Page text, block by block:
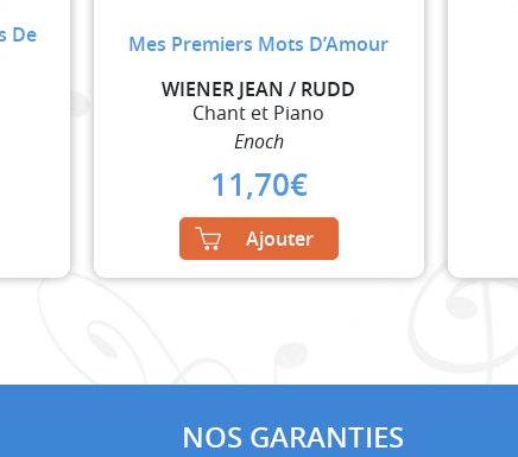
De
Mes Premiers Mots D’Amour
WIENER JEAN / RUDD
Chant et Piano
Enoch
11,70€
Ajouter
NOS GARANTIES